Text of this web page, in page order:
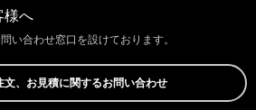
様へ
い合わせ窓口を設けております。
文、お見積に関するお問い合わせ